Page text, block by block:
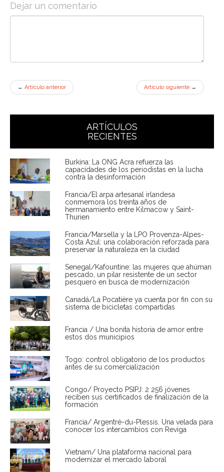
Dejar un comentario
← Artículo anterior Artículo siguiente →
ARTÍCULOS
RECIENTES
Burkina: La ONG Acra refuerza las
capacidades de los periodistas en la lucha
contra la desinformación
Francia/El arpa artesanal irlandesa
conmemora los treinta años de
hermanamiento entre Kilmacow y Saint-
Thurien
Francia/Marsella y la LPO Provenza-Alpes-
Costa Azul: una colaboración reforzada para
preservar la naturaleza en la ciudad
Senegal/Kafountine: las mujeres que ahúman
pescado, un pilar resistente de un sector
pesquero en busca de modernización
Canadá/La Pocatière ya cuenta por fin con su
sistema de bicicletas compartidas
Francia / Una bonita historia de amor entre
estos dos municipios
Togo: control obligatorio de los productos
antes de su comercialización
Congo/ Proyecto PSIPJ: 2 256 jóvenes
reciben sus certificados de finalización de la
formación
Francia/ Argentré-du-Plessis. Una velada para
conocer los intercambios con Reviga
Vietnam/ Una plataforma nacional para
modernizar el mercado laboral